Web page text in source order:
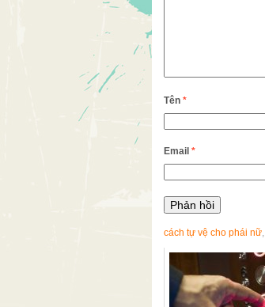
Tên *
Email *
cách tự vệ cho phái nữ,